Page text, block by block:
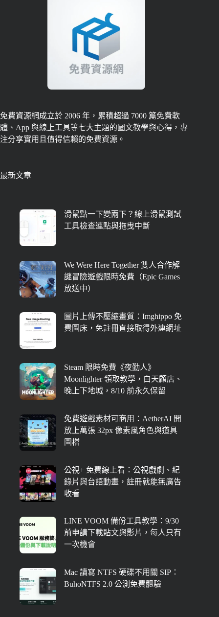
免費資源網成立於 2006 年，累積超過 7000 篇免費軟
體、App 與線上工具等七大主題的圖文教學與心得，專
注分享實用且值得信賴的免費資源。
最新文章
滑鼠點一下變兩下？線上滑鼠測試
工具檢查連點與拖曳中斷
We Were Here Together 雙人合作解
謎冒險遊戲限時免費（Epic Games
放送中）
圖片上傳不壓縮畫質：Imghippo 免
費圖床，免註冊直接取得外連網址
Steam 限時免費《夜勤人》
Moonlighter 領取教學，白天顧店、
晚上下地城，8/10 前永久保留
免費遊戲素材可商用：AetherAI 開
放上萬張 32px 像素風角色與道具
圖檔
公視+ 免費線上看：公視戲劇、紀
錄片與台語動畫，註冊就能無廣告
收看
LINE VOOM 備份工具教學：9/30
前申請下載貼文與影片，每人只有
一次機會
Mac 讀寫 NTFS 硬碟不用關 SIP：
BuhoNTFS 2.0 公測免費體驗